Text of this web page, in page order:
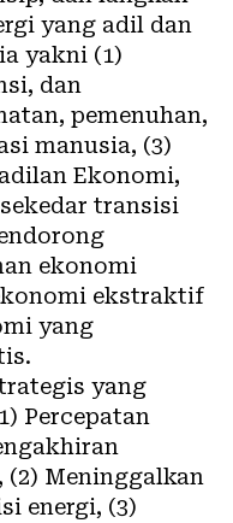
yang adil dan
yakni (1)
dan
pemenuhan,
manusia, (3)
Ekonomi,
transisi
ekonomi
ekstraktif
yang
yang
Percepatan
Meninggalkan
energi, (3)